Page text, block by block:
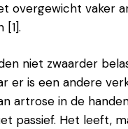
overgewicht vaker
[1].
niet zwaarder
er is een andere
artrose in de
passief. Het leeft,